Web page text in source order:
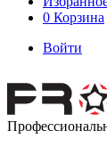
0 Корзина
Войти